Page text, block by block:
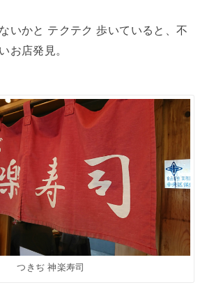
いかと テクテク 歩いていると、不
お店発見。
つきぢ 神楽寿司